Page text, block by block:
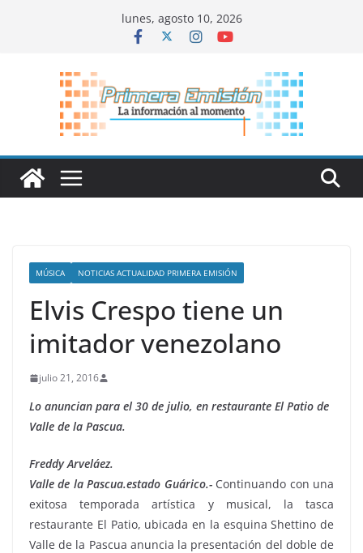
lunes, agosto 10, 2026
MÚSICA NOTICIAS ACTUALIDAD PRIMERA EMISIÓN
Elvis Crespo tiene un
imitador venezolano
julio 21, 2016
Lo anuncian para el 30 de julio, en restaurante El Patio de
Valle de la Pascua.
Freddy Arveláez.
Valle de la Pascua.estado Guárico.-Continuando con una
exitosa temporada artística y musical, la tasca
restaurante El Patio, ubicada en la esquina Shettino de
Valle de la Pascua anuncia la presentación del doble de